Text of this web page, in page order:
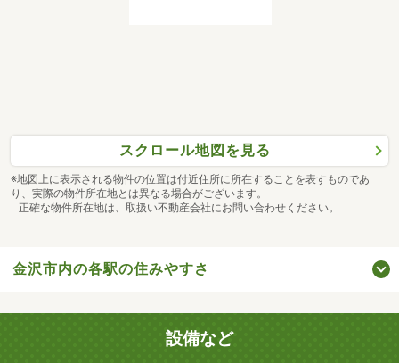
スクロール地図を見る
※地図上に表示される物件の位置は付近住所に所在することを表すものであ
り、実際の物件所在地とは異なる場合がございます。
正確な物件所在地は、取扱い不動産会社にお問い合わせください。
金沢市内の各駅の住みやすさ
設備など